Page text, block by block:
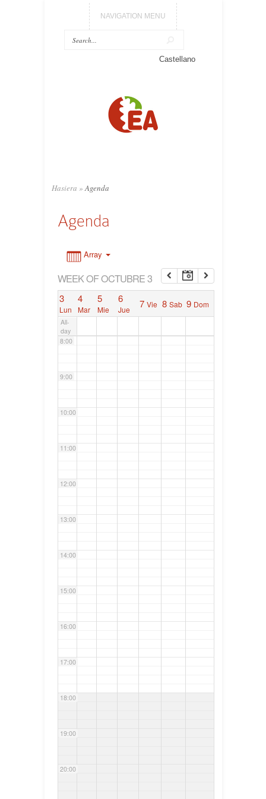
NAVIGATION MENU
Castellano
Hasiera » Agenda
Agenda
Array
WEEK OF OCTUBRE 3
3
Lun
4
Mar
5
Mie
6
Jue 7 Vie 8 Sab 9 Dom
All-
day
7:00
8:00
9:00
10:00
11:00
12:00
13:00
14:00
15:00
16:00
17:00
18:00
19:00
20:00